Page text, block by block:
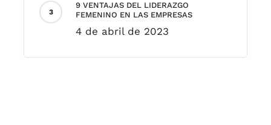
9 VENTAJAS DEL LIDERAZGO
FEMENINO EN LAS EMPRESAS
4 de abril de 2023